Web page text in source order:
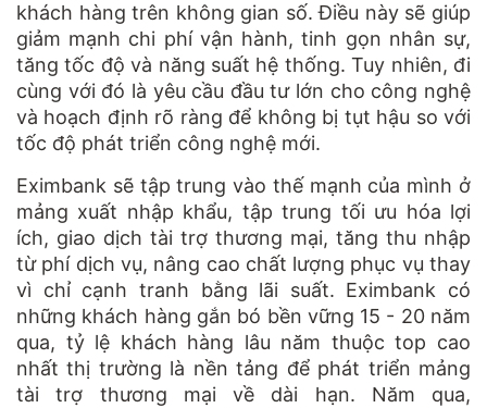
khách hàng trên không gian số. Điều này sẽ giúp
giảm mạnh chi phí vận hành, tinh gọn nhân sự,
tăng tốc độ và năng suất hệ thống. Tuy nhiên, đi
cùng với đó là yêu cầu đầu tư lớn cho công nghệ
và hoạch định rõ ràng để không bị tụt hậu so với
tốc độ phát triển công nghệ mới.
Eximbank sẽ tập trung vào thế mạnh của mình ở
mảng xuất nhập khẩu, tập trung tối ưu hóa lợi
ích, giao dịch tài trợ thương mại, tăng thu nhập
từ phí dịch vụ, nâng cao chất lượng phục vụ thay
vì chỉ cạnh tranh bằng lãi suất. Eximbank có
những khách hàng gắn bó bền vững 15 - 20 năm
qua, tỷ lệ khách hàng lâu năm thuộc top cao
nhất thị trường là nền tảng để phát triển mảng
tài trợ thương mại về dài hạn. Năm qua,